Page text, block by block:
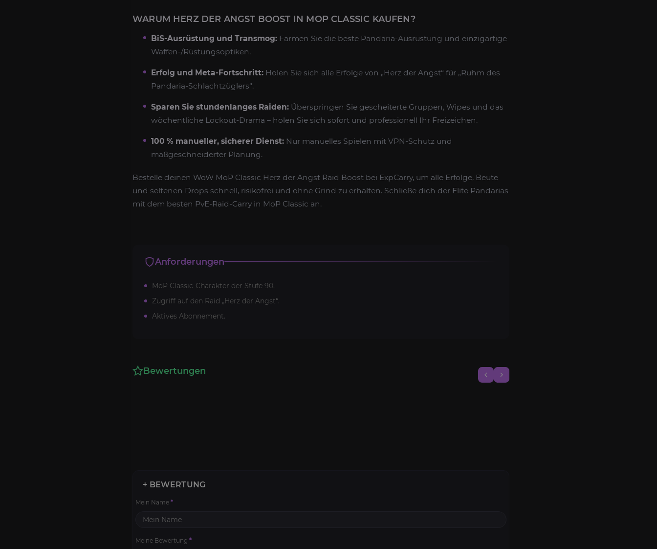
WARUM HERZ DER ANGST BOOST IN MOP CLASSIC KAUFEN?
BiS-Ausrüstung und Transmog: Farmen Sie die beste Pandaria-Ausrüstung und einzigartige
Waffen-/Rüstungsoptiken.
Erfolg und Meta-Fortschritt: Holen Sie sich alle Erfolge von „Herz der Angst“ für „Ruhm des
Pandaria-Schlachtzüglers“.
Sparen Sie stundenlanges Raiden: Überspringen Sie gescheiterte Gruppen, Wipes und das
wöchentliche Lockout-Drama – holen Sie sich sofort und professionell Ihr Freizeichen.
100 % manueller, sicherer Dienst: Nur manuelles Spielen mit VPN-Schutz und
maßgeschneiderter Planung.
Bestelle deinen WoW MoP Classic Herz der Angst Raid Boost bei ExpCarry, um alle Erfolge, Beute
und seltenen Drops schnell, risikofrei und ohne Grind zu erhalten. Schließe dich der Elite Pandarias
mit dem besten PvE-Raid-Carry in MoP Classic an.
Anforderungen
MoP Classic-Charakter der Stufe 90.
Zugriff auf den Raid „Herz der Angst“.
Aktives Abonnement.
Bewertungen
+ BEWERTUNG
Mein Name *
Meine Bewertung *